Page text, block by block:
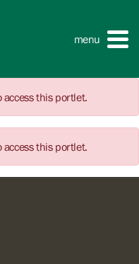
menu
access this portlet.
access this portlet.